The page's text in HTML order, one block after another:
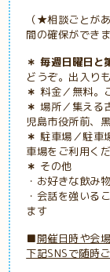
（★相談ごとが
間の確保ができま
＊ 毎週日曜日と
どうぞ。出入り
＊ 料金／無料。
＊ 場所／ 集える
児島市役所前、
＊ 駐車場／駐車
車場をご利用く
＊ その他
・お好きな飲み
・会話を強いる
ます
■開催日時や会
下記SNSで随時